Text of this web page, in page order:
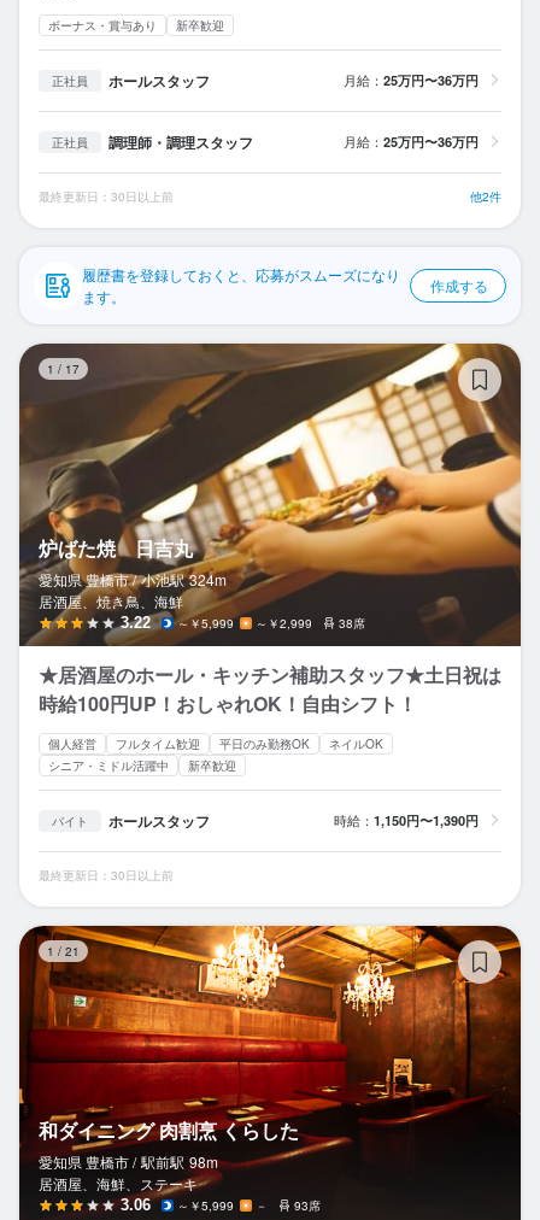
掲載をご検討の店舗様へ
食べログ求人PRESS
利用規約
ボーナス・賞与あり 新卒歓迎
正社員 ホールスタッフ 月給： 25万円〜36万円
正社員 調理師・調理スタッフ 月給： 25万円〜36万円
最終更新日：30日以上前 他2件
履歴書を登録しておくと、応募がスムーズになり
ます。
作成する
1 / 17
炉ばた焼 日吉丸
愛知県 豊橋市 / 小池駅 324m
居酒屋、焼き鳥、海鮮
3.22 ～￥5,999 ～￥2,999 38席
★居酒屋のホール・キッチン補助スタッフ★土日祝は
時給100円UP！おしゃれOK！自由シフト！
個人経営 フルタイム歓迎 平日のみ勤務OK
ネイルOK
シニア・ミドル活躍中
新卒歓迎
バイト ホールスタッフ 時給： 1,150円〜1,390円
最終更新日：30日以上前
1 / 21
和ダイニング 肉割烹 くらした
愛知県 豊橋市 / 駅前駅 98m
居酒屋、海鮮、ステーキ
3.06 ～￥5,999 － 93席